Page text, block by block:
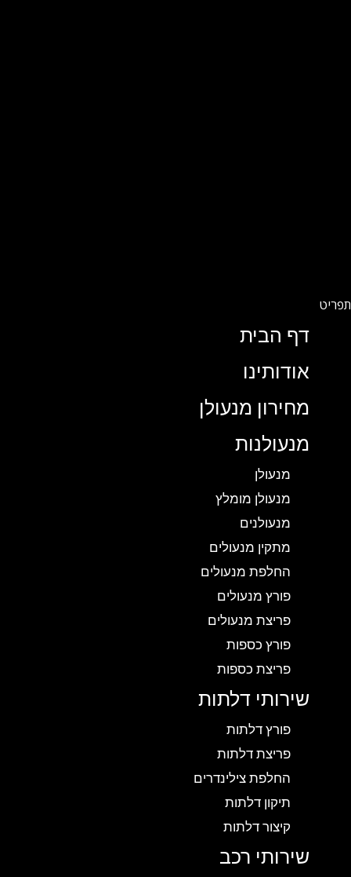
דף הבית
אודותינו
מחירון מנעולן
מנעולנות
מנעולן
מנעולן מומלץ
מנעולנים
מתקין מנעולים
החלפת מנעולים
פורץ מנעולים
פריצת מנעולים
פורץ כספות
פריצת כספות
שירותי דלתות
פורץ דלתות
פריצת דלתות
החלפת צילינדרים
תיקון דלתות
קיצור דלתות
שירותי רכב